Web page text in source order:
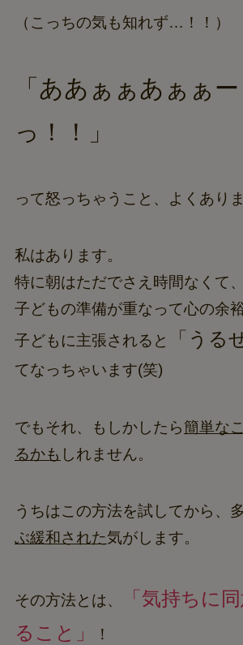
（こっちの気も知れず…！！）
「ああぁぁあぁぁー
っ！！」
って怒っちゃうこと、よくあり
私はあります。
特に朝はただでさえ時間なくて
子どもの準備が重なって心の余
子どもに主張されると
「うる
てなっちゃいます(笑)
でもそれ、もしかしたら簡単な
るかも しれません。
うちはこの方法を試してから、
ぶ緩和された気がします。
その方法とは、
「気持ちに
ること」
！